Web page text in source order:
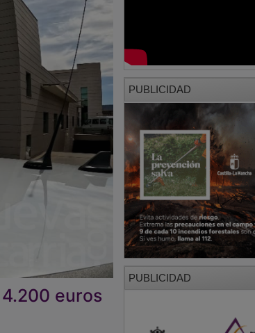
euros
PUBLICIDAD
PUBLICIDAD